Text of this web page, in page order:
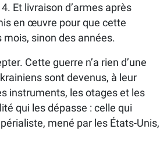
Et livraison d’armes après
en œuvre pour que cette
sinon des années.
Cette guerre n’a rien d’une
sont devenus, à leur
instruments, les otages et les
qui les dépasse : celle qui
mené par les États-Unis,